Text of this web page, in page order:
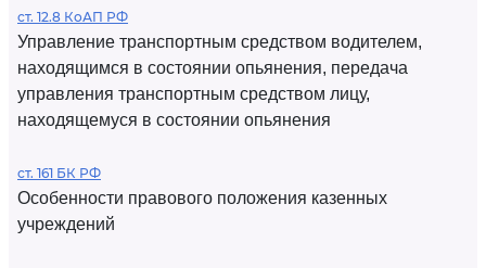
ст. 12.8 КоАП РФ
Управление транспортным средством водителем,
находящимся в состоянии опьянения, передача
управления транспортным средством лицу,
находящемуся в состоянии опьянения
ст. 161 БК РФ
Особенности правового положения казенных
учреждений